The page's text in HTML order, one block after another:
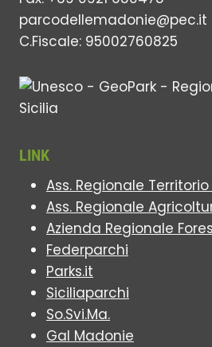
parcodellemadonie@pec.it
C.Fiscale: 95002760825
LINK
Ass. Regionale
Ass. Regionale
Azienda Regionale
Federparchi
Parks.it
Siciliaparchi
So.Svi.Ma.
Gal Madonie